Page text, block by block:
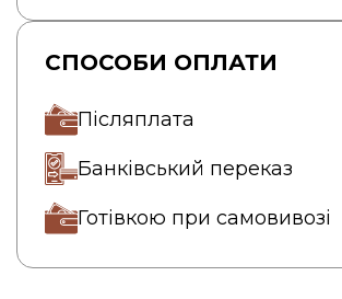
СПОСОБИ ОПЛАТИ
Післяплата
Банківський переказ
Готівкою при самовивозі